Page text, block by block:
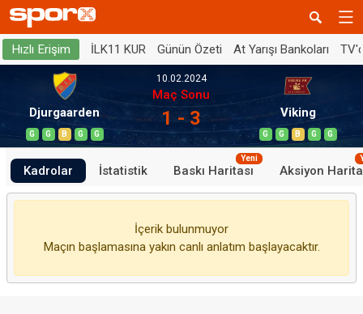
Hızlı Erişim İLK11 KUR Günün Özeti At Yarışı Bankoları
Djurgaarden
G G B G G
10.02.2024
Maç Sonu
1 - 3 Viking
G G B G G
Kadrolar İstatistik Baskı Haritası
Yeni
Aksiyon
İçerik bulunmuyor
Maçın başlamasına yakın canlı anlatım başlayacaktır.